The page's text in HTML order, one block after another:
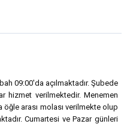
09:00'da açılmaktadır. Şubede
hizmet verilmektedir. Menemen
arası molası verilmekte olup
Cumartesi ve Pazar günleri